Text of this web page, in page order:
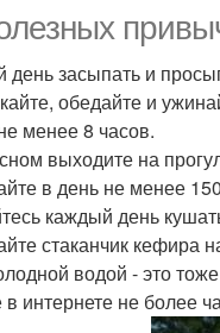
день засыпать и
обедайте и
менее 8 часов.
выходите на
в день не менее
каждый день
стаканчик кефира
водой - это
интернете не более